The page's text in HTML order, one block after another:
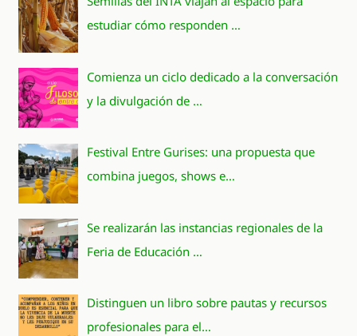
estudiar cómo responden …
Comienza un ciclo dedicado a la conversación
y la divulgación de …
Festival Entre Gurises: una propuesta que
combina juegos, shows e…
Se realizarán las instancias regionales de la
Feria de Educación …
Distinguen un libro sobre pautas y recursos
profesionales para el…